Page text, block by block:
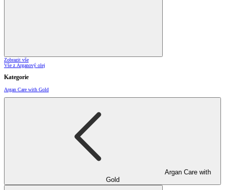
Zobrazit vše
Vše z Arganový olej
Kategorie
Argan Care with Gold
Argan Care with
Gold